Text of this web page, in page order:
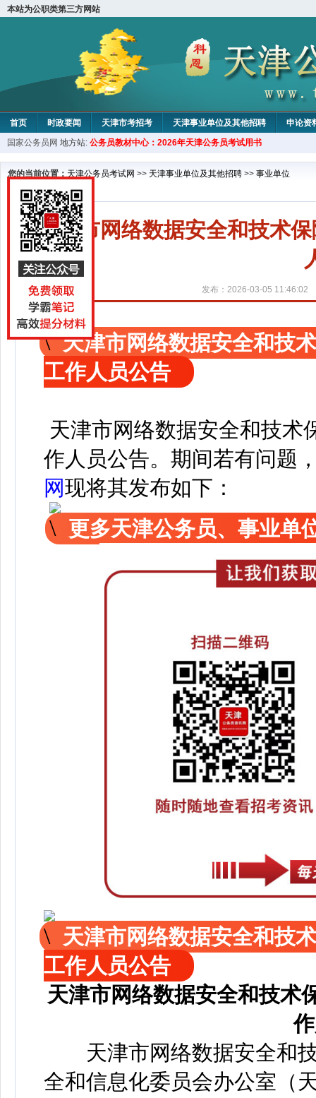
本站为公职类第三方网站
首页 时政要闻 天津市考招考 天津事业单位及其他招聘 申论资
教材中心
国家公务员网 地方站: 公务员教材中心：2026年天津公务员考试用书
您的当前位置： 天津公务员考试网 >> 天津事业单位及其他招聘 >> 事业单位
天津市网络数据安全和技术
发布：2026-03-05 11:46:02
天津市网络数据安全和技
工作人员公告
天津市网络数据安全和技术
作人员公告。 期间若有问题
网现将其发布如下：
更多天津公务员、事业单
天津市网络数据安全和技
工作人员公告
天津市网络数据安全和技术
天津市网络数据安全和技
全和信息化委员会办公室（